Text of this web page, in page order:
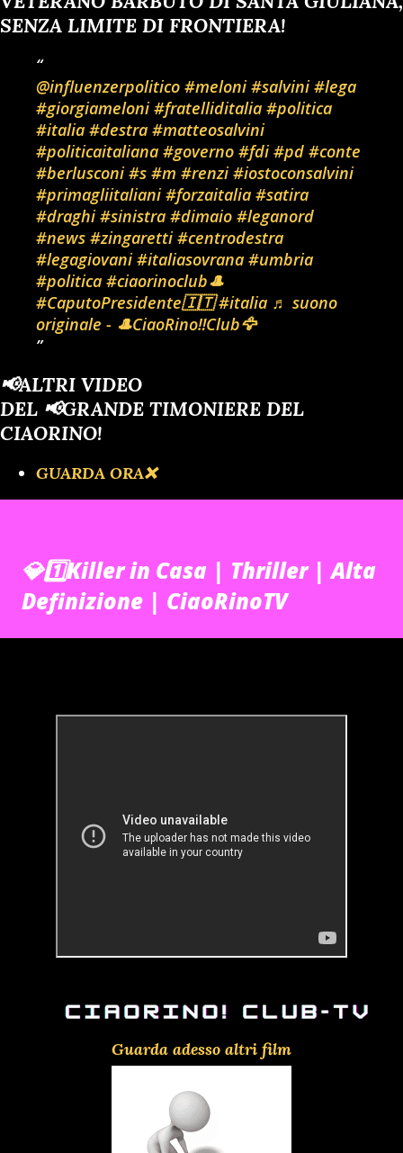
SENZA LIMITE DI FRONTIERA!
@influenzerpolitico #meloni #salvini #lega
#giorgiameloni #fratelliditalia #politica
#italia #destra #matteosalvini
#politicaitaliana #governo #fdi #pd #conte
#berlusconi #s #m #renzi #iostoconsalvini
#primagliitaliani #forzaitalia #satira
#draghi #sinistra #dimaio #leganord
#news #zingaretti #centrodestra
#legagiovani #italiasovrana #umbria
#politica #ciaorinoclub🎩
#CaputoPresidente🇮🇹 #italia ♬ suono
originale - 🎩CiaoRino‼️Club🦅
📢ALTRI VIDEO
DEL 📢GRANDE TIMONIERE DEL
CIAORINO!
GUARDA ORA❌️
💎1️⃣Killer in Casa | Thriller | Alta
Definizione | CiaoRinoTV
Guarda adesso altri film